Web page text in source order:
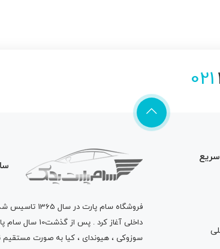
021
فروشگاه سام پارت
در سال
داخلی آغاز کرد
سوزوکی ، هیوندای ، کیا به صورت مستقیم